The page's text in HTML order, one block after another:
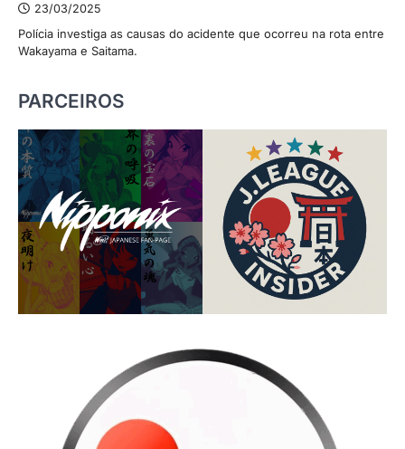
23/03/2025
Polícia investiga as causas do acidente que ocorreu na rota entre
Wakayama e Saitama.
PARCEIROS